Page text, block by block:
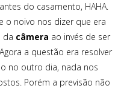
do casamento, HAHA.
o noivo nos dizer que era
da câmera ao invés de ser
a questão era resolver
no outro dia, nada nos
Porém a previsão não